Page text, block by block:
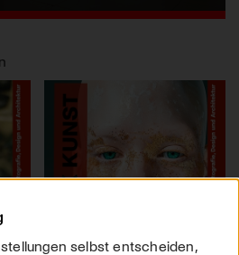
selbst entscheiden,